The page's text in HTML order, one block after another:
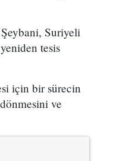
Suriyeli
tesis
için bir sürecin
ve